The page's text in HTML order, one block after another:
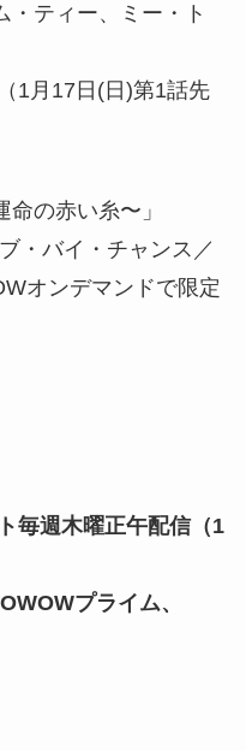
・ティー、ミー・ト
1月17日(日)第1話先
の⾚い⽷〜」
・バイ・チャンス／
オンデマンドで限定
毎週木曜正午配信（1
プライム、